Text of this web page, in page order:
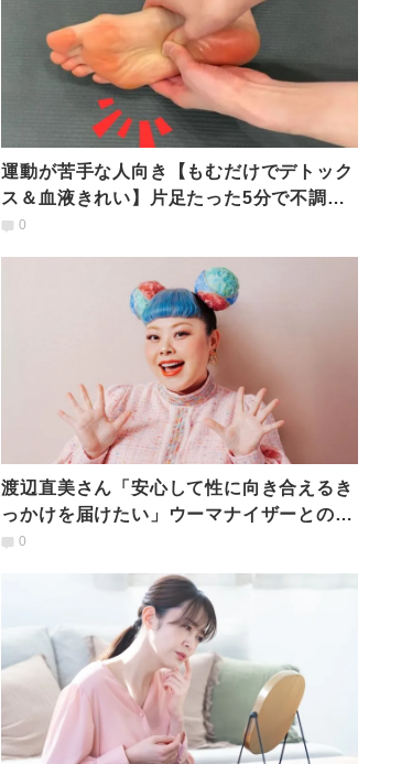
運動が苦手な人向き【もむだけでデトック
ス＆血液きれい】片足たった5分で不調を
改善できる足もみ
0
渡辺直美さん「安心して性に向き合えるき
っかけを届けたい」ウーマナイザーとのコ
ラボで想いを語る
0